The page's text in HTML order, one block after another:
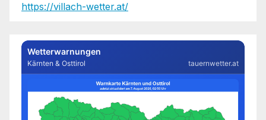
https://villach-wetter.at/